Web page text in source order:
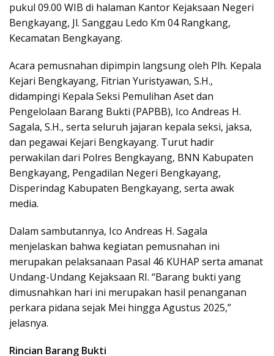
pukul 09.00 WIB di halaman Kantor Kejaksaan Negeri
Bengkayang, Jl. Sanggau Ledo Km 04 Rangkang,
Kecamatan Bengkayang.
Acara pemusnahan dipimpin langsung oleh Plh. Kepala
Kejari Bengkayang, Fitrian Yuristyawan, S.H.,
didampingi Kepala Seksi Pemulihan Aset dan
Pengelolaan Barang Bukti (PAPBB), Ico Andreas H.
Sagala, S.H., serta seluruh jajaran kepala seksi, jaksa,
dan pegawai Kejari Bengkayang. Turut hadir
perwakilan dari Polres Bengkayang, BNN Kabupaten
Bengkayang, Pengadilan Negeri Bengkayang,
Disperindag Kabupaten Bengkayang, serta awak
media.
Dalam sambutannya, Ico Andreas H. Sagala
menjelaskan bahwa kegiatan pemusnahan ini
merupakan pelaksanaan Pasal 46 KUHAP serta amanat
Undang-Undang Kejaksaan RI. “Barang bukti yang
dimusnahkan hari ini merupakan hasil penanganan
perkara pidana sejak Mei hingga Agustus 2025,”
jelasnya.
Rincian Barang Bukti